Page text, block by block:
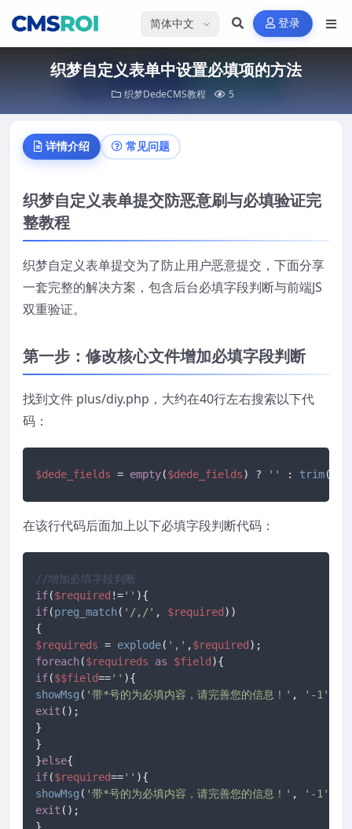
选择语言 登录
织梦自定义表单中设置必填项的方法
织梦DedeCMS教程 5
详情介绍 常见问题
织梦自定义表单提交防恶意刷与必填验证完
整教程
织梦自定义表单提交为了防止用户恶意提交，下面分享
一套完整的解决方案，包含后台必填字段判断与前端JS
双重验证。
第一步：修改核心文件增加必填字段判断
找到文件 plus/diy.php，大约在40行左右搜索以下代
码：
$dede_fields = empty($dede_fields) ? '' : trim(
在该行代码后面加上以下必填字段判断代码：
//增加必填字段判断
if($required !=''
if(preg_match( '/,/' , $required ))
$requireds = explode( ',' ,$required
foreach($requireds as $field
if($$field==''
showMsg ( '带*号的为必填内容，请完善您的信息！' , '-1'
exit ();
}
}
}else
if($required==''
showMsg ( '带*号的为必填内容，请完善您的信息！' , '-1'
exit ();
}